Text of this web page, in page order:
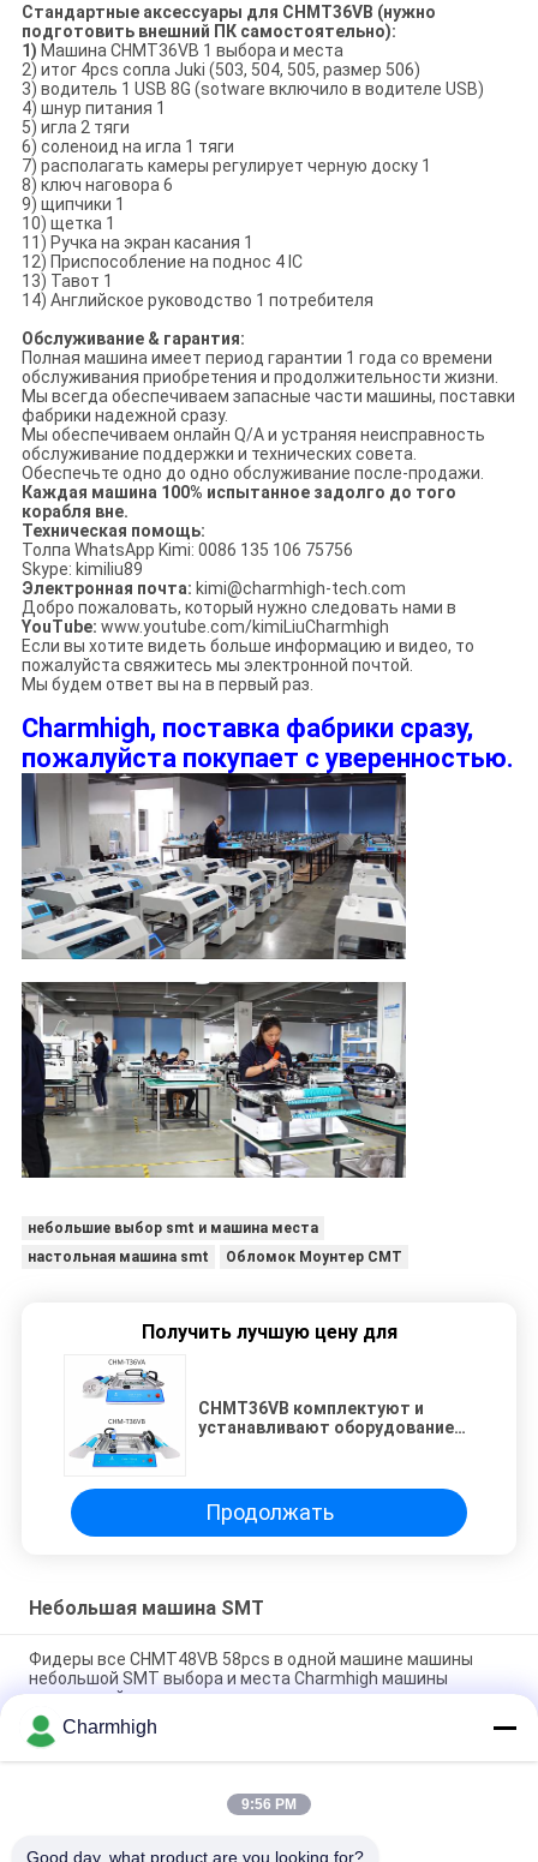
Стандартные аксессуары для CHMT36VB (нужно
подготовить внешний ПК самостоятельно):
1) Машина CHMT36VB 1 выбора и места
2) итог 4pcs сопла Juki (503, 504, 505, размер 506)
3) водитель 1 USB 8G (sotware включило в водителе USB)
4) шнур питания 1
5) игла 2 тяги
6) соленоид на игла 1 тяги
7) располагать камеры регулирует черную доску 1
8) ключ наговора 6
9) щипчики 1
10) щетка 1
11) Ручка на экран касания 1
12) Приспособление на поднос 4 IC
13) Тавот 1
14) Английское руководство 1 потребителя
Обслуживание & гарантия:
Полная машина имеет период гарантии 1 года со времени
обслуживания приобретения и продолжительности жизни.
Мы всегда обеспечиваем запасные части машины, поставки
фабрики надежной сразу.
Мы обеспечиваем онлайн Q/A и устраняя неисправность
обслуживание поддержки и технических совета.
Обеспечьте одно до одно обслуживание после-продажи.
Каждая машина 100% испытанное задолго до того
корабля вне.
Техническая помощь:
Толпа WhatsApp Kimi: 0086 135 106 75756
Skype: kimiliu89
Электронная почта: kimi@charmhigh-tech.com
Добро пожаловать, который нужно следовать нами в
YouTube: www.youtube.com/kimiLiuCharmhigh
Если вы хотите видеть больше информацию и видео, то
пожалуйста свяжитесь мы электронной почтой.
Мы будем ответ вы на в первый раз.
Charmhigh, поставка фабрики сразу,
пожалуйста покупает с уверенностью.
небольшие выбор smt и машина места
настольная машина smt
Обломок Моунтер СМТ
Получить лучшую цену для
CHMT36VB комплектуют и
устанавливают оборудование
Продолжать
Небольшая машина SMT
Фидеры все CHMT48VB 58pcs в одной машине машины
небольшой SMT выбора и места Charmhigh машины
настольной
Рабочий стол SMT SMD моделей Charmhigh 7 комплектует
и машина места, небольшая машина PCB соответствуя
CHMT36VB комплектуют и устанавливают оборудование
Charmhigh
9:56 PM
Good day, what product are you looking for?